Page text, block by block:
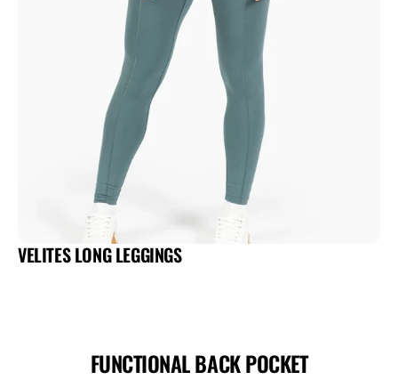
VELITES LONG LEGGINGS
FUNCTIONAL BACK POCKET